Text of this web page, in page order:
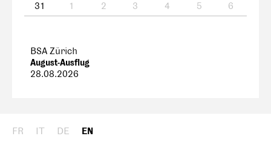
31
1 2 3 4 5 6
BSA Zürich
August-Ausflug
28.08.2026
FR IT DE EN